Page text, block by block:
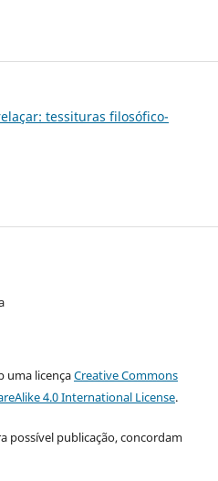
tessituras filosófico-
uma licençaCreative Commons
4.0 International License.
possível publicação, concordam